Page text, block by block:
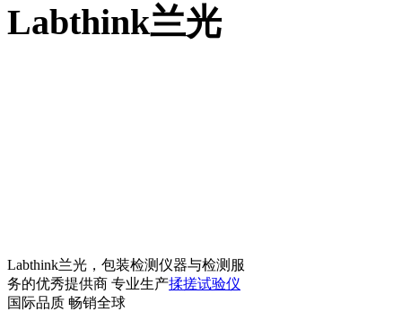
Labthink兰光
Labthink兰光，包装检测仪器与检测服
务的优秀提供商 专业生产揉搓试验仪
国际品质 畅销全球